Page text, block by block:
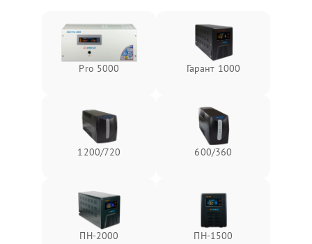
Pro 5000 Гарант 1000
1200/720 600/360
ПН-2000 ПН-1500